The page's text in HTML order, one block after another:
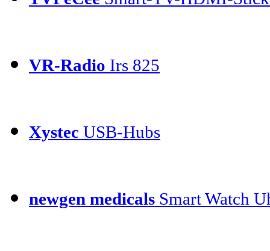
VR-Radio Irs 825
Xystec USB-Hubs
newgen medicals Smart Watch